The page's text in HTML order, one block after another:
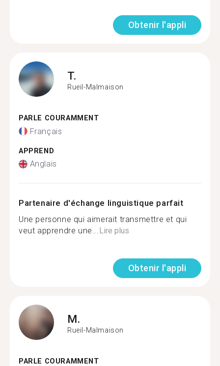
Obtenir l'appli
T.
Rueil-Malmaison
PARLE COURAMMENT
Français
APPREND
Anglais
Partenaire d'échange linguistique parfait
Une personne qui aimerait transmettre et qui
veut apprendre une...Lire plus
Obtenir l'appli
M.
Rueil-Malmaison
PARLE COURAMMENT